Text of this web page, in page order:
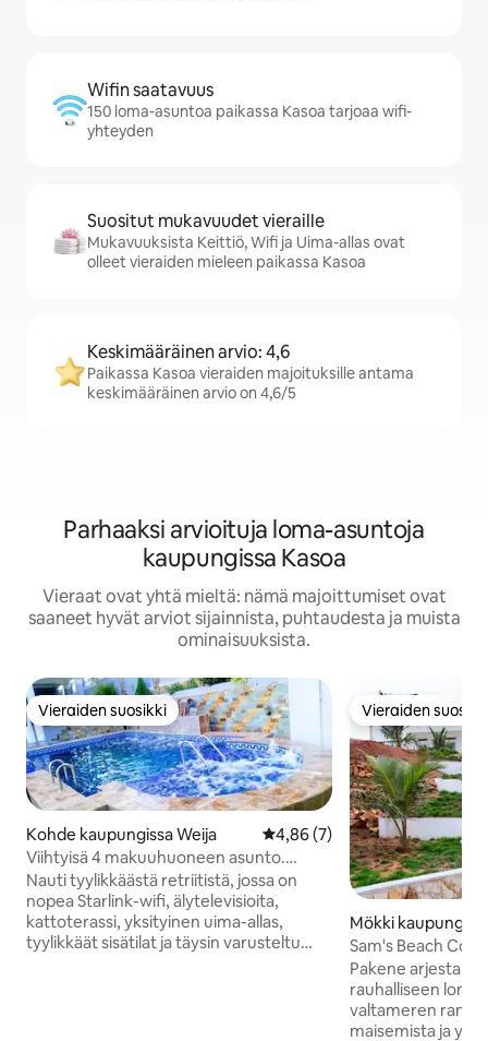
Wifin saatavuus
150 loma-asuntoa paikassa Kasoa tarjoaa wifi-
yhteyden
Suositut mukavuudet vieraille
Mukavuuksista Keittiö, Wifi ja Uima-allas ovat
olleet vieraiden mieleen paikassa Kasoa
Keskimääräinen arvio: 4,6
Paikassa Kasoa vieraiden majoituksille antama
keskimääräinen arvio on 4,6/5
Parhaaksi arvioituja loma-asuntoja
kaupungissa Kasoa
Vieraat ovat yhtä mieltä: nämä majoittumiset ovat
saaneet hyvät arviot sijainnista, puhtaudesta ja muista
ominaisuuksista.
Vieraiden suosikki
Vieraiden suosikki
Kohde kaupungissa Weija Keskimääräinen arvio 4,86/5,
4,86 (7)
Viihtyisä 4 makuuhuoneen asunto.
Yksityinen uima-allas. Starlink. Ilmainen
lentokenttäkuljetus
Nauti tyylikkäästä retriitistä, jossa on
nopea Starlink-wifi, älytelevisioita,
kattoterassi, yksityinen uima-allas,
tyylikkäät sisätilat ja täysin varusteltu
Vieraiden
Vieraiden
Mökki
Sam's Beach
Pakene arjesta
rauhalliseen
valtameren
maisemista ja